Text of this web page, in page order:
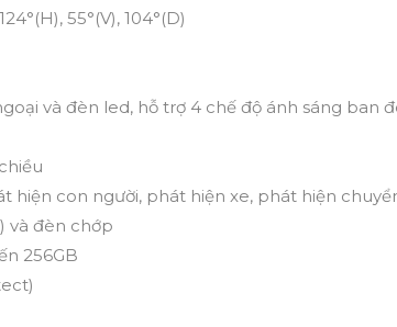
55°(V), 104°(D)
và đèn led, hỗ trợ 4 chế độ ánh sáng ban
hiện con người, phát hiện xe, phát hiện
và đèn chớp
256GB